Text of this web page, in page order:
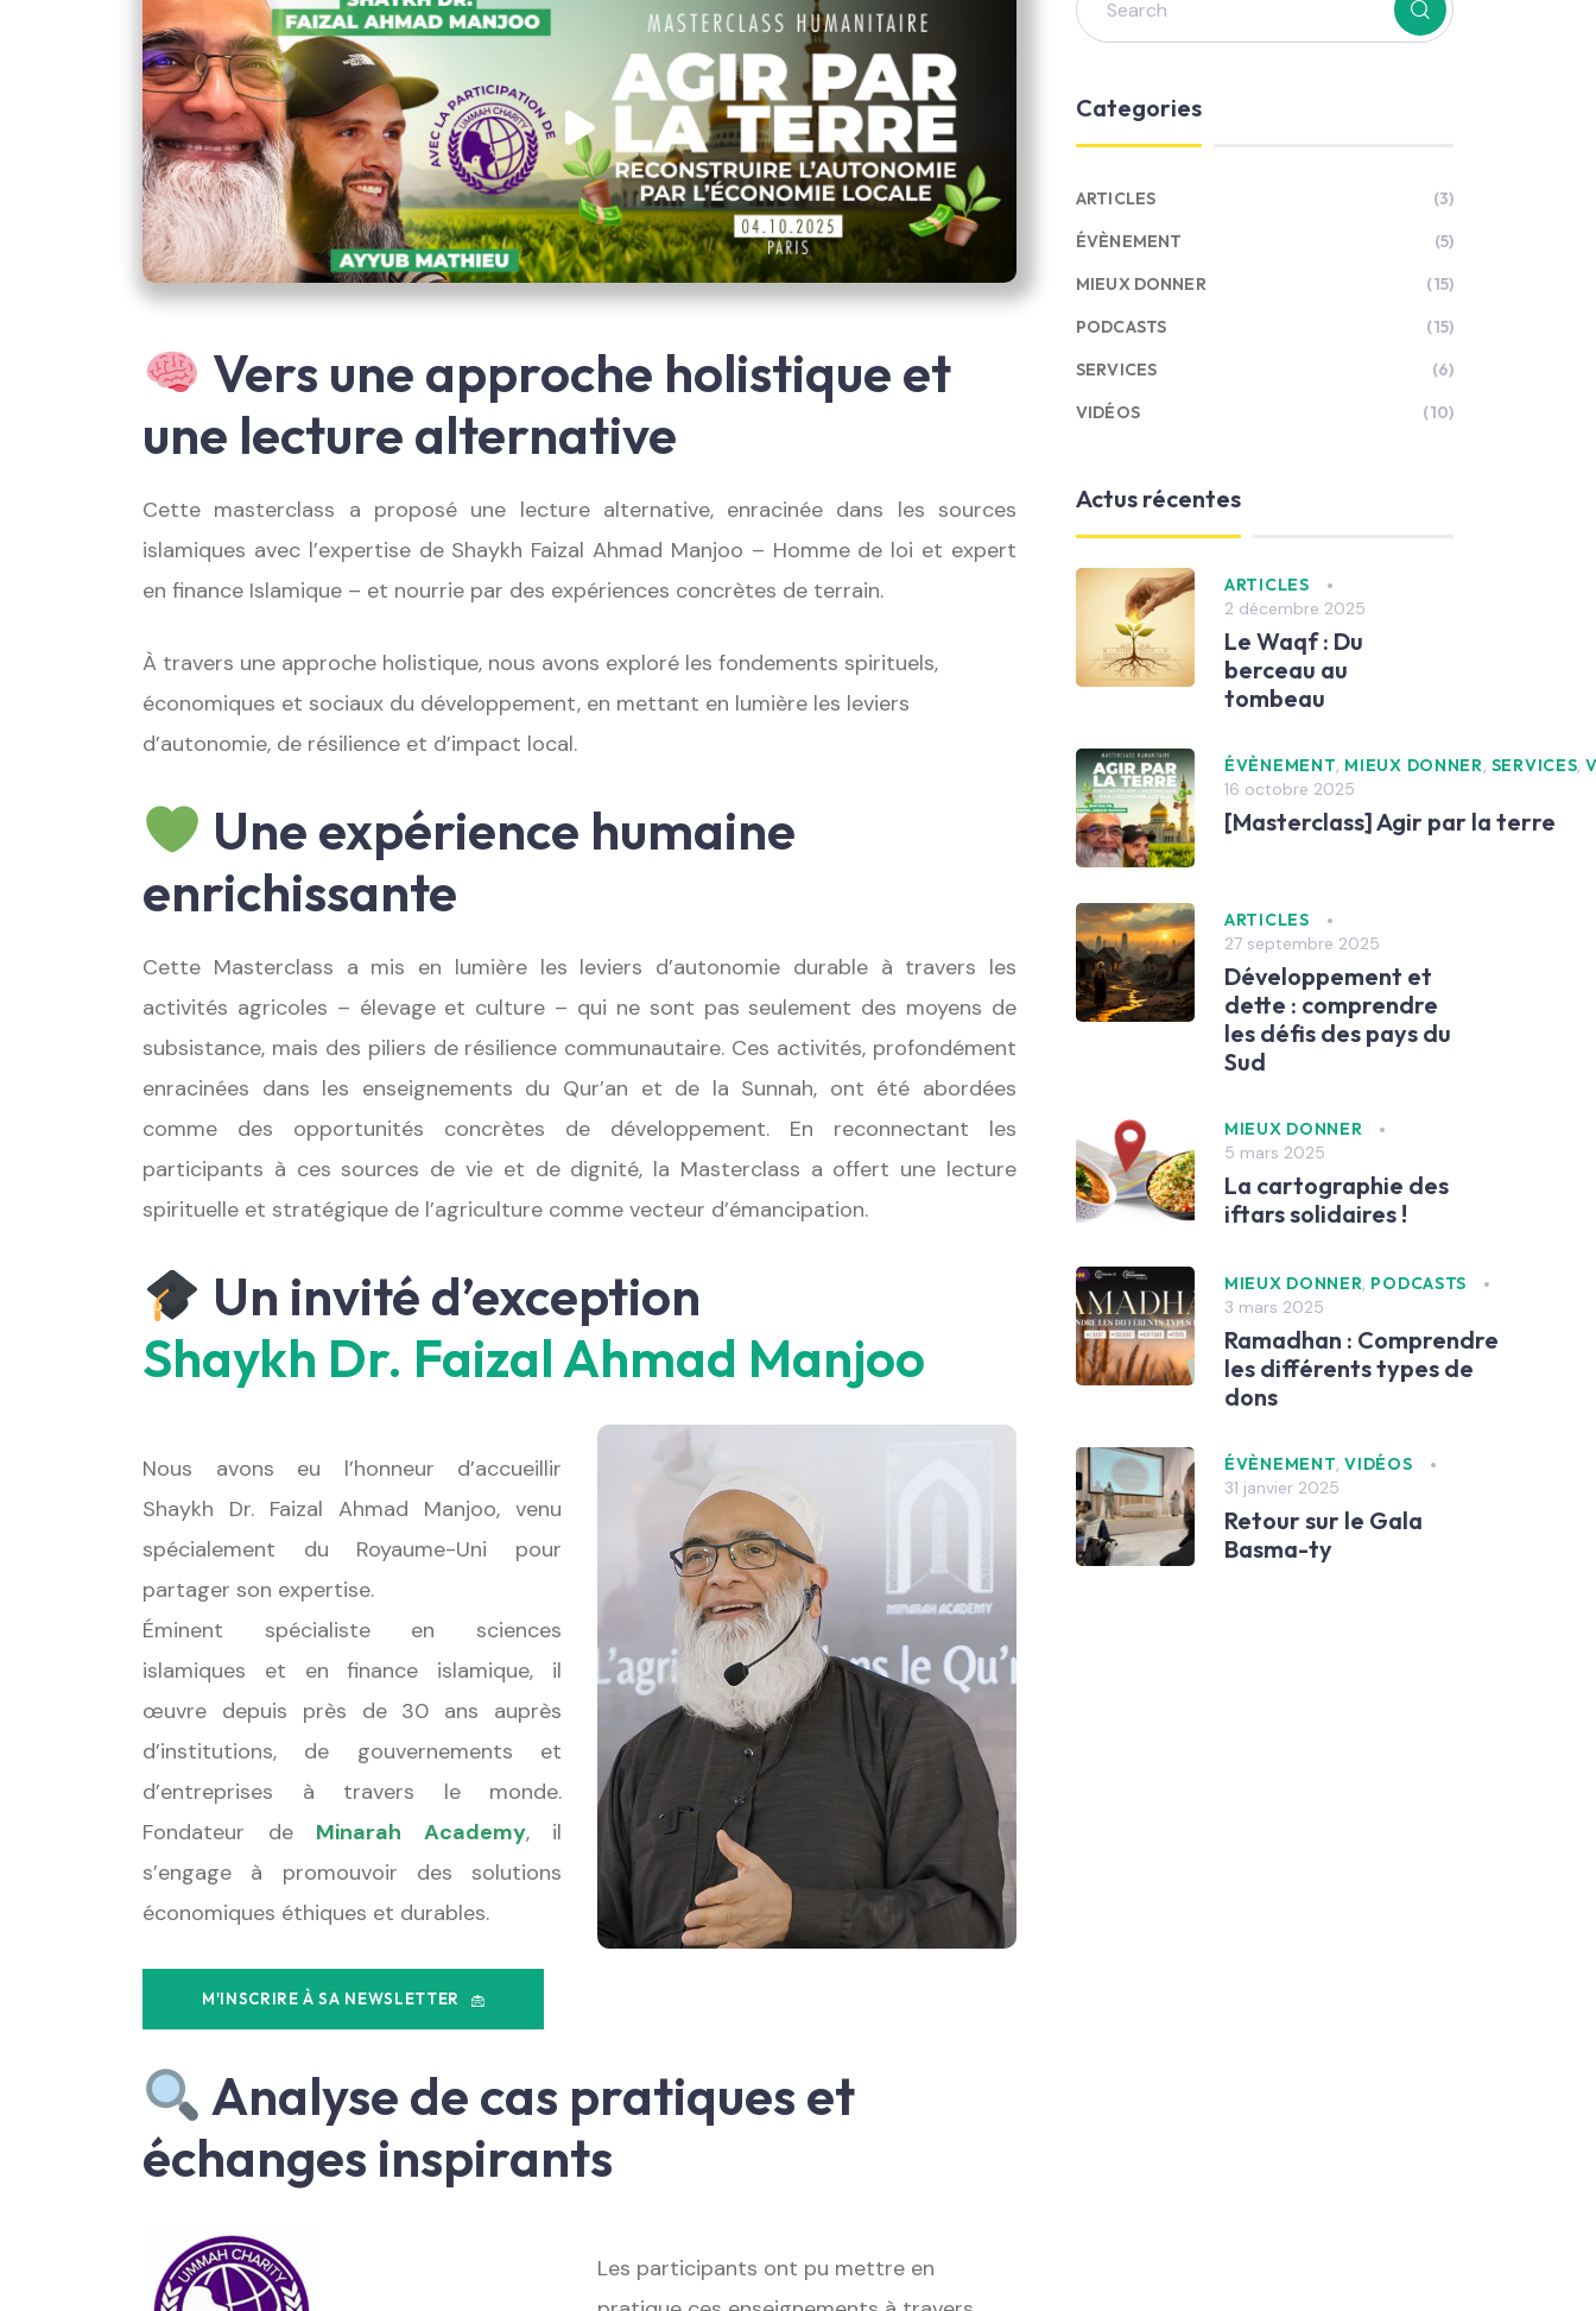
Vers une approche holistique et
une lecture alternative
Cette masterclass a proposé une lecture alternative, enracinée dans les sources
islamiques avec l’expertise de Shaykh Faizal Ahmad Manjoo – Homme de loi et expert
en finance Islamique – et nourrie par des expériences concrètes de terrain.
À travers une approche holistique, nous avons exploré les fondements spirituels,
économiques et sociaux du développement, en mettant en lumière les leviers
d’autonomie, de résilience et d’impact local.
Une expérience humaine
enrichissante
Cette Masterclass a mis en lumière les leviers d’autonomie durable à travers les
activités agricoles – élevage et culture – qui ne sont pas seulement des moyens de
subsistance, mais des piliers de résilience communautaire. Ces activités, profondément
enracinées dans les enseignements du Qur’an et de la Sunnah, ont été abordées
comme des opportunités concrètes de développement. En reconnectant les
participants à ces sources de vie et de dignité, la Masterclass a offert une lecture
spirituelle et stratégique de l’agriculture comme vecteur d’émancipation.
Un invité d’exception
Shaykh Dr. Faizal Ahmad Manjoo
Nous avons eu l’honneur d’accueillir
Shaykh Dr. Faizal Ahmad Manjoo, venu
spécialement du Royaume-Uni pour
partager son expertise.
Éminent spécialiste en sciences
islamiques et en finance islamique, il
œuvre depuis près de 30 ans auprès
d’institutions, de gouvernements et
d’entreprises à travers le monde.
Fondateur de Minarah Academy, il
s’engage à promouvoir des solutions
économiques éthiques et durables.
M'INSCRIRE À SA NEWSLETTER
Analyse de cas pratiques et
échanges inspirants
Les participants ont pu mettre en
Categories
ARTICLES
(3)
ÉVÈNEMENT
(5)
MIEUX DONNER
(15)
PODCASTS
(15)
SERVICES
(6)
VIDÉOS
(10)
Actus récentes
ARTICLES
2 décembre 2025
Le Waqf : Du
berceau au
tombeau
ÉVÈNEMENT, MIEUX DONNER, SERVICES,
16 octobre 2025
[Masterclass] Agir par la terre
ARTICLES
27 septembre 2025
Développement et
dette : comprendre
les défis des pays du
Sud
MIEUX DONNER
5 mars 2025
La cartographie des
iftars solidaires !
MIEUX DONNER, PODCASTS
3 mars 2025
Ramadhan : Comprendre
les différents types de
dons
ÉVÈNEMENT,VIDÉOS
31 janvier 2025
Retour sur le Gala
Basma-ty